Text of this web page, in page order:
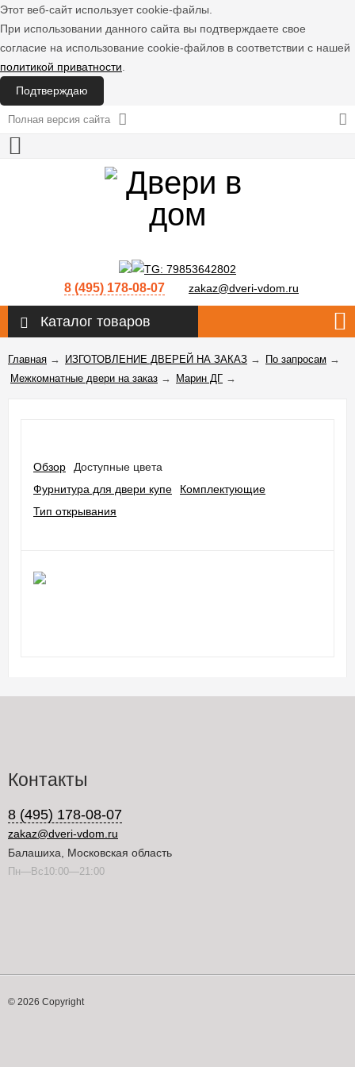
Этот веб-сайт использует cookie-файлы.
При использовании данного сайта вы подтверждаете свое
согласие на использование cookie-файлов в соответствии с нашей
политикой приватности
Подтверждаю
Полная версия сайта
8 (495) 178-08-07 zakaz@dveri-vdom.ru
Каталог товаров
Главная → ИЗГОТОВЛЕНИЕ ДВЕРЕЙ НА ЗАКАЗ → По запросам →
Межкомнатные двери на заказ → Марин ДГ →
Обзор
Доступные цвета
Фурнитура для двери купе​
Комплектующие
Тип открывания
Контакты
8 (495) 178-08-07
zakaz@dveri-vdom.ru
Балашиха, Московская область
Пн—Вс10:00—21:00
© 2026 Copyright